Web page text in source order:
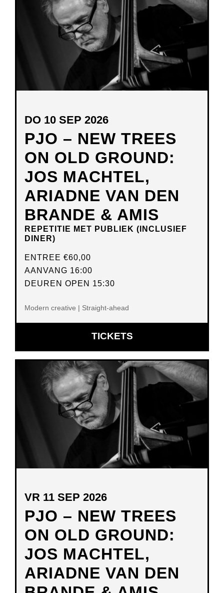
PJO – NEW TREES
ON OLD GROUND:
JOS MACHTEL,
ARIADNE VAN DEN
BRANDE & AMIS
REPETITIE MET PUBLIEK (INCLUSIEF
DINER)
DO 10 SEP 2026
ENTREE €60,00
AANVANG 16:00
DEUREN OPEN 15:30
Modern creative | Straight-ahead
TICKETSOPENT
IN
NIEUW
VENSTER
PJO – NEW TREES
ON OLD GROUND:
JOS MACHTEL,
ARIADNE VAN DEN
VR 11 SEP 2026